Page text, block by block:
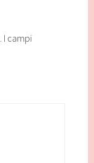
I campi